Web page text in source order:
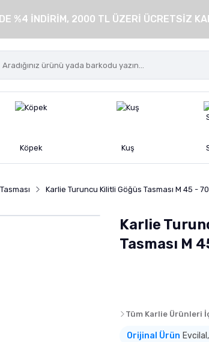
%4 İNDİRİM, 2000 TL ÜZERİ ÜCRETSİZ
Köpek Kuş
Karlie Turuncu Kilitli Göğüs Tasması M 45 -
Karlie
Tasması M
Tüm Karlie Ürünleri
Orijinal Ürün